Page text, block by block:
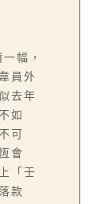
幅，
員外
去年
如
可
會
「壬
款